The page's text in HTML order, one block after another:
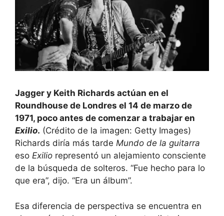
Jagger y Keith Richards actúan en el
Roundhouse de Londres el 14 de marzo de
1971, poco antes de comenzar a trabajar en
Exilio. (Crédito de la imagen: Getty Images)
Richards diría más tarde Mundo de la guitarra
eso Exilio representó un alejamiento consciente
de la búsqueda de solteros. “Fue hecho para lo
que era”, dijo. “Era un álbum”.
Esa diferencia de perspectiva se encuentra en